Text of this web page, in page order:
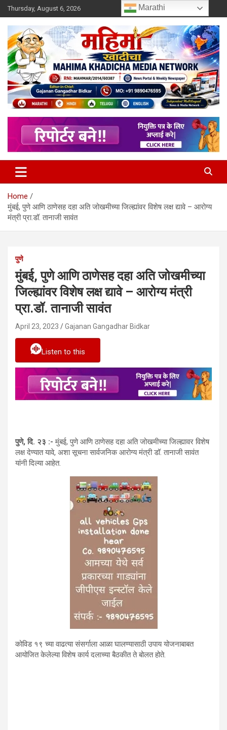
Skip
to
content
Thursday, August 6, 2026
Mahimakhadicha
Home
मुंबई, पुणे आणि ठाणेसह दहा अति जोखमीच्या जिल्ह्यांवर विशेष लक्ष द्यावे – आरोग्य
मंत्री प्रा.डॉ. तानाजी सावंत
पुणे
मुंबई, पुणे आणि ठाणेसह दहा अति जोखमीच्या
जिल्ह्यांवर विशेष लक्ष द्यावे – आरोग्य मंत्री
प्रा.डॉ. तानाजी सावंत
April 23, 2023 Gajanan Gangadhar Bidkar
Listen to this
पुणे, दि. २३ :- मुंबई, पुणे आणि ठाणेसह दहा अति जोखमीच्या जिल्ह्यावर विशेष
लक्ष देण्यात यावे, अशा सूचना सार्वजनिक आरोग्य मंत्री डॉ. तानाजी सावंत
यांनी दिल्या आहेत.
कोविड १९ च्या वाढत्या संसर्गाला आळा घालण्यासाठी उपाय योजनाबाबत
आयोजित केलेल्या विशेष कार्य दलाच्या बैठकीत ते बोलत होते.
Marathi